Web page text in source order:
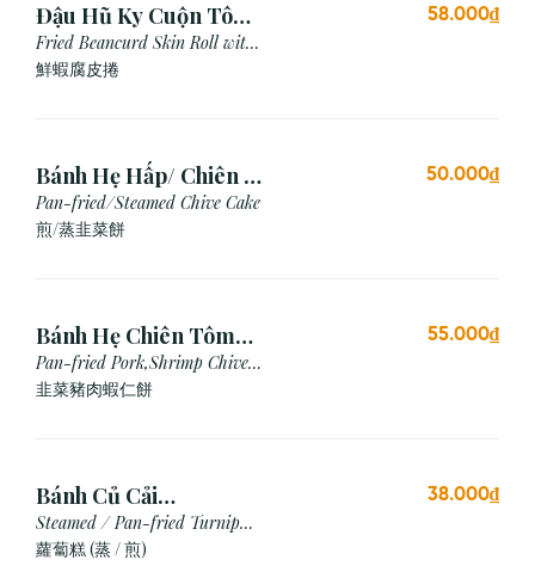
Đậu Hũ Ky Cuộn Tôm
Chiên (3 cái)
Fried Beancurd Skin Roll with
Shrimp
鮮蝦腐皮捲
58.000₫
Bánh Hẹ Hấp/ Chiên (3
Cái)
Pan-fried/Steamed Chive Cake
煎/蒸韭菜餅
50.000₫
Bánh Hẹ Chiên Tôm
Thịt
Pan-fried Pork,Shrimp Chive
Cake
韭菜豬肉蝦仁餅
55.000₫
Bánh Củ Cải
Hấp/Chiên (3 viên)
Steamed / Pan-fried Turnip
Cake
蘿蔔糕 (蒸 / 煎)
38.000₫